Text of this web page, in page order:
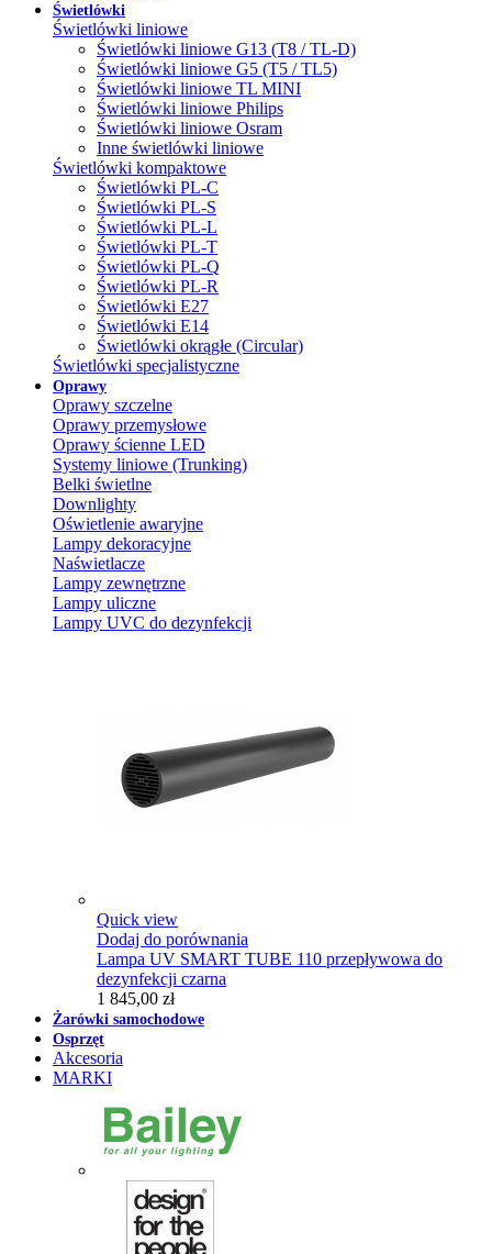
Świetlówki
Świetlówki liniowe
Świetlówki liniowe G13 (T8 / TL-D)
Świetlówki liniowe G5 (T5 / TL5)
Świetlówki liniowe TL MINI
Świetlówki liniowe Philips
Świetlówki liniowe Osram
Inne świetlówki liniowe
Świetlówki kompaktowe
Świetlówki PL-C
Świetlówki PL-S
Świetlówki PL-L
Świetlówki PL-T
Świetlówki PL-Q
Świetlówki PL-R
Świetlówki E27
Świetlówki E14
Świetlówki okrągłe (Circular)
Świetlówki specjalistyczne
Oprawy
Oprawy szczelne
Oprawy przemysłowe
Oprawy ścienne LED
Systemy liniowe (Trunking)
Belki świetlne
Downlighty
Oświetlenie awaryjne
Lampy dekoracyjne
Naświetlacze
Lampy zewnętrzne
Lampy uliczne
Lampy UVC do dezynfekcji
Quick view
Dodaj do porównania
Lampa UV SMART TUBE 110 przepływowa do
dezynfekcji czarna
1 845,00 zł
Żarówki samochodowe
Osprzęt
Akcesoria
MARKI